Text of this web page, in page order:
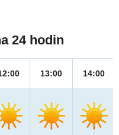
24 hodin
13:00 14:00